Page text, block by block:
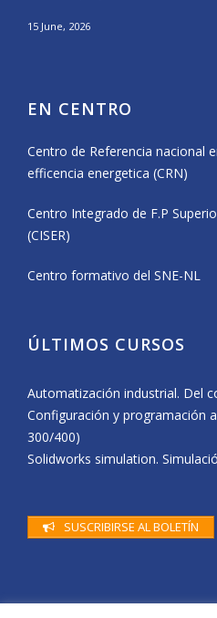
15 June, 2026
EN CENTRO
Centro de Referencia nacional
efficencia energetica (CRN)
Centro Integrado de F.P
(CISER)
Centro formativo del SNE-NL
ÚLTIMOS CURSOS
Automatización industrial. Del
Configuración y programación
300/400)
Solidworks simulation.
SUSCRIBIRSE AL BOLETÍN